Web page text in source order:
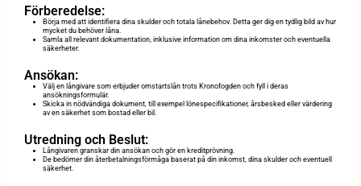
Förberedelse:
Börja med att identifiera dina skulder och totala lånebehov. Detta ger dig en tydlig bild av hur
mycket du behöver låna.
Samla all relevant dokumentation, inklusive information om dina inkomster och eventuella
säkerheter.
Ansökan:
Välj en långivare som erbjuder omstartslån trots Kronofogden och fyll i deras
ansökningsformulär.
Skicka in nödvändiga dokument, till exempel lönespecifikationer, årsbesked eller värdering
av en säkerhet som bostad eller bil.
Utredning och Beslut:
Långivaren granskar din ansökan och gör en kreditprövning.
De bedömer din återbetalningsförmåga baserat på din inkomst, dina skulder och eventuell
säkerhet.